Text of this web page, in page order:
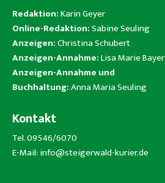
Redaktion:Karin Geyer
Online-Redaktion:Sabine Seuling
Anzeigen:Christina Schubert
Anzeigen-Annahme:Lisa Marie Bayer
Anzeigen-Annahme und
Buchhaltung:Anna Maria Seuling
Kontakt
Tel. 09546/6070
E-Mail: info@steigerwald-kurier.de